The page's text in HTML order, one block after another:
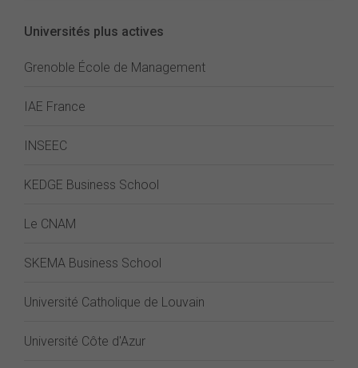
Universités plus actives
Grenoble École de Management
IAE France
INSEEC
KEDGE Business School
Le CNAM
SKEMA Business School
Université Catholique de Louvain
Université Côte d'Azur